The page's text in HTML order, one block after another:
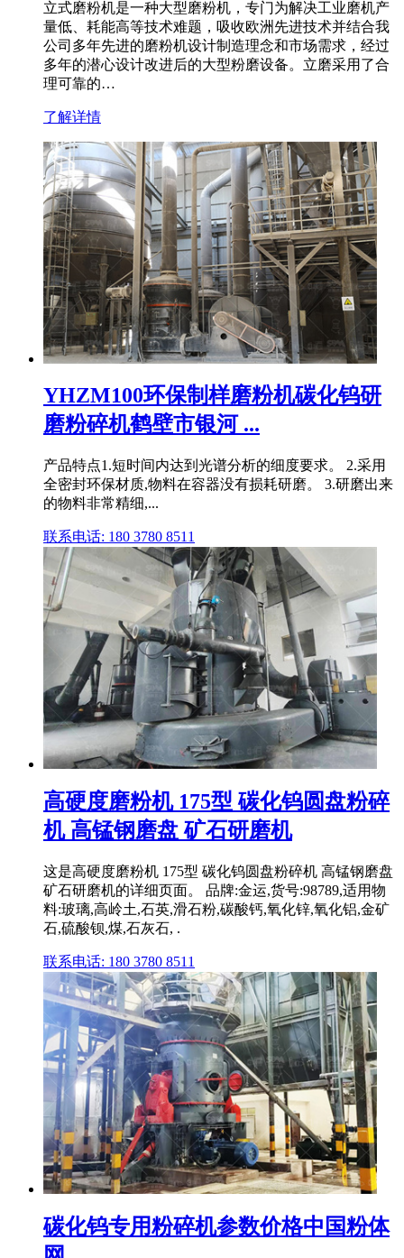
立式磨粉机是一种大型磨粉机，专门为解决工业磨机产
量低、耗能高等技术难题，吸收欧洲先进技术并结合我
公司多年先进的磨粉机设计制造理念和市场需求，经过
多年的潜心设计改进后的大型粉磨设备。立磨采用了合
理可靠的…
了解详情
YHZM100环保制样磨粉机碳化钨研
磨粉碎机鹤壁市银河 ...
产品特点1.短时间内达到光谱分析的细度要求。 2.采用
全密封环保材质,物料在容器没有损耗研磨。 3.研磨出来
的物料非常精细,...
联系电话: 180 3780 8511
高硬度磨粉机 175型 碳化钨圆盘粉碎
机 高锰钢磨盘 矿石研磨机
这是高硬度磨粉机 175型 碳化钨圆盘粉碎机 高锰钢磨盘
矿石研磨机的详细页面。 品牌:金运,货号:98789,适用物
料:玻璃,高岭土,石英,滑石粉,碳酸钙,氧化锌,氧化铝,金矿
石,硫酸钡,煤,石灰石, .
联系电话: 180 3780 8511
碳化钨专用粉碎机参数价格中国粉体